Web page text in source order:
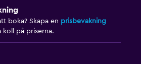
boka? Skapa en prisbevakning
koll på priserna.